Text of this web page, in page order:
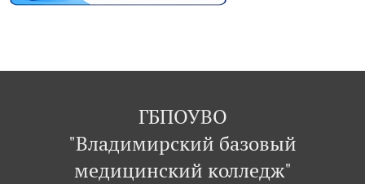
ГБПОУВО
"Владимирский базовый
медицинский колледж"